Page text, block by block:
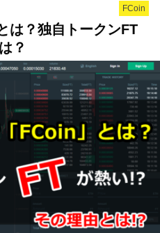
FCoin
は？独自トークンFT
？